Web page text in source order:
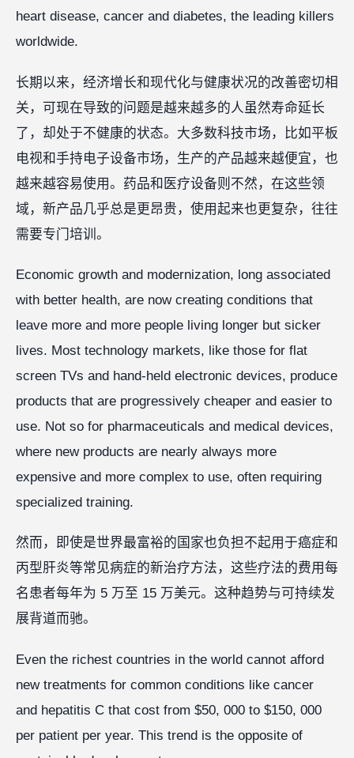
heart disease, cancer and diabetes, the leading killers
worldwide.
长期以来，经济增长和现代化与健康状况的改善密切相
关，可现在导致的问题是越来越多的人虽然寿命延长
了，却处于不健康的状态。大多数科技市场，比如平板
电视和手持电子设备市场，生产的产品越来越便宜，也
越来越容易使用。药品和医疗设备则不然，在这些领
域，新产品几乎总是更昂贵，使用起来也更复杂，往往
需要专门培训。
Economic growth and modernization, long associated
with better health, are now creating conditions that
leave more and more people living longer but sicker
lives. Most technology markets, like those for flat
screen TVs and hand-held electronic devices, produce
products that are progressively cheaper and easier to
use. Not so for pharmaceuticals and medical devices,
where new products are nearly always more
expensive and more complex to use, often requiring
specialized training.
然而，即使是世界最富裕的国家也负担不起用于癌症和
丙型肝炎等常见病症的新治疗方法，这些疗法的费用每
名患者每年为 5 万至 15 万美元。这种趋势与可持续发
展背道而驰。
Even the richest countries in the world cannot afford
new treatments for common conditions like cancer
and hepatitis C that cost from $50, 000 to $150, 000
per patient per year. This trend is the opposite of